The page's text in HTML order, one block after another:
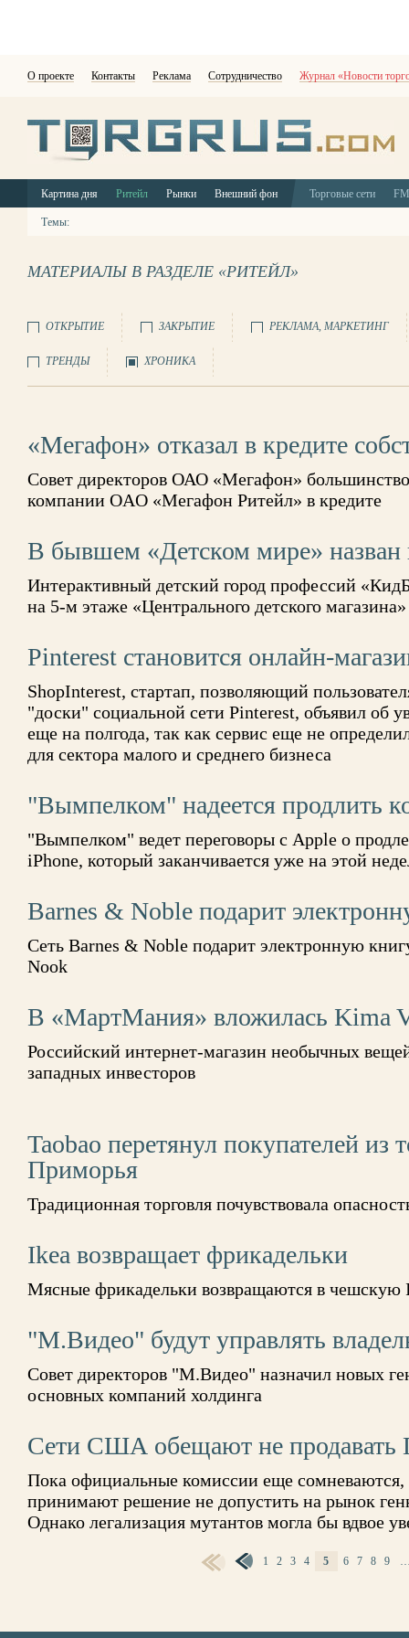
О проекте Контакты Реклама Сотрудничество Журнал «Новости
Картина дня Ритейл Рынки Внешний фон Торговые сети
Темы:
МАТЕРИАЛЫ В РАЗДЕЛЕ «РИТЕЙЛ»
ОТКРЫТИЕ ЗАКРЫТИЕ РЕКЛАМА, МАРКЕТИНГ
ТРЕНДЫ ХРОНИКА
«Мегафон» отказал в кредите
Совет директоров ОАО «Мегафон»
компании OАO «Мегафон Ритейл» в кредите
В бывшем «Детском мире» назван
Интерактивный детский город профессий
на 5-м этаже «Центрального детского магазина»
Pinterest становится онлайн-
ShopInterest, стартап, позволяющий
"доски" социальной сети Pinterest, объявил об
еще на полгода, так как сервис еще не
для сектора малого и среднего бизнеса
"Вымпелком" надеется продлить
"Вымпелком" ведет переговоры с Apple о
iPhone, который заканчивается уже на этой
Barnes & Noble подарит
Сеть Barnes & Noble подарит электронную
Nook
В «МартМания» вложилась Kima
Российский интернет-магазин необычных
западных инвесторов
Taobao перетянул покупателей из
Приморья
Традиционная торговля почувствовала
Ikea возвращает фрикадельки
Мясные фрикадельки возвращаются в чешскую
"М.Видео" будут управлять
Совет директоров "М.Видео" назначил новых
основных компаний холдинга
Сети США обещают не
Пока официальные комиссии еще сомневаются,
принимают решение не допустить на рынок
Однако легализация мутантов могла бы вдвое
1 2 3 4 5 6 7 8 9